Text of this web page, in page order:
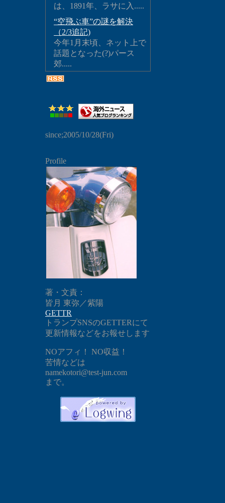
は、1891年、ラサに入.....
“空飛ぶ車”の謎を解決
（2/3追記)
今年1月末頃、ネット上で
話題となった(?)パース
郊.....
since;2005/10/28(Fri)
Profile
著・文責：
皆月 東弥／紫陽
GETTR
トランプSNSのGETTERにて
更新情報などをお報せします
NOアフィ！ NO収益！
苦情などは
namekotori@test-jun.com
まで。